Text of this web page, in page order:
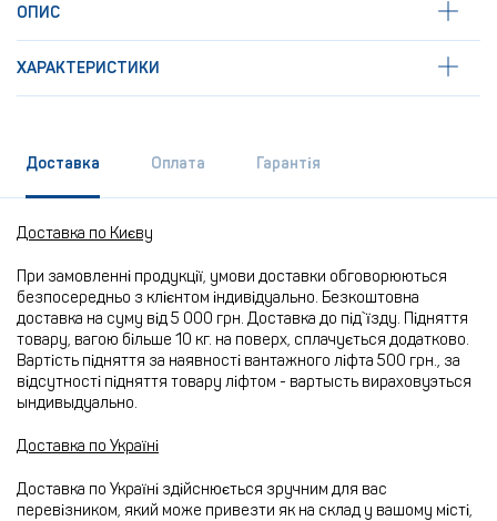
ОПИС
ХАРАКТЕРИСТИКИ
Доставка Оплата Гарантія
Доставка по Києву
При замовленні продукції, умови доставки обговорюються
безпосередньо з клієнтом індивідуально. Безкоштовна
доставка на суму від 5 000 грн. Доставка до під`їзду. Підняття
товару, вагою більше 10 кг. на поверх, сплачується додатково.
Вартість підняття за наявності вантажного ліфта 500 грн., за
відсутності підняття товару ліфтом - вартысть вираховуэться
ындивыдуально.
Доставка по Україні
Доставка по Україні здійснюється зручним для вас
перевізником, який може привезти як на склад у вашому місті,